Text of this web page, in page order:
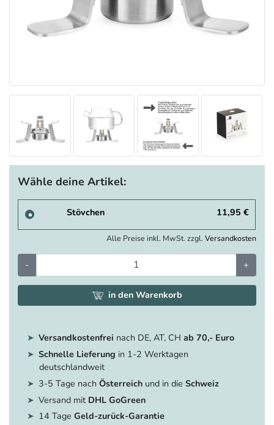
Wähle deine Artikel:
Stövchen 11,95 €
Alle Preise inkl. MwSt. zzgl. Versandkosten
- +
in den Warenkorb
Versandkostenfrei nach DE, AT, CH ab 70,- Euro
Schnelle Lieferung in 1-2 Werktagen
deutschlandweit
3-5 Tage nach Österreichund in die Schweiz
Versand mit DHL GoGreen
14 Tage Geld-zurück-Garantie